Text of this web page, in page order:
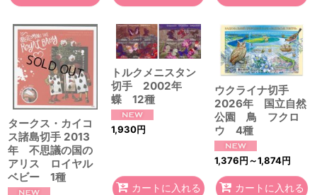
タークス・カイコ
ス諸島切手 2013
年 不思議の国の
アリス ロイヤル
ベビー 1種
トルクメニスタン
切手 2002年
蝶 12種
1,930円
カートに入れる
ウクライナ切手
2026年 国立自然
公園 鳥 フクロ
ウ 4種
1,376円～1,874円
カートに入れる